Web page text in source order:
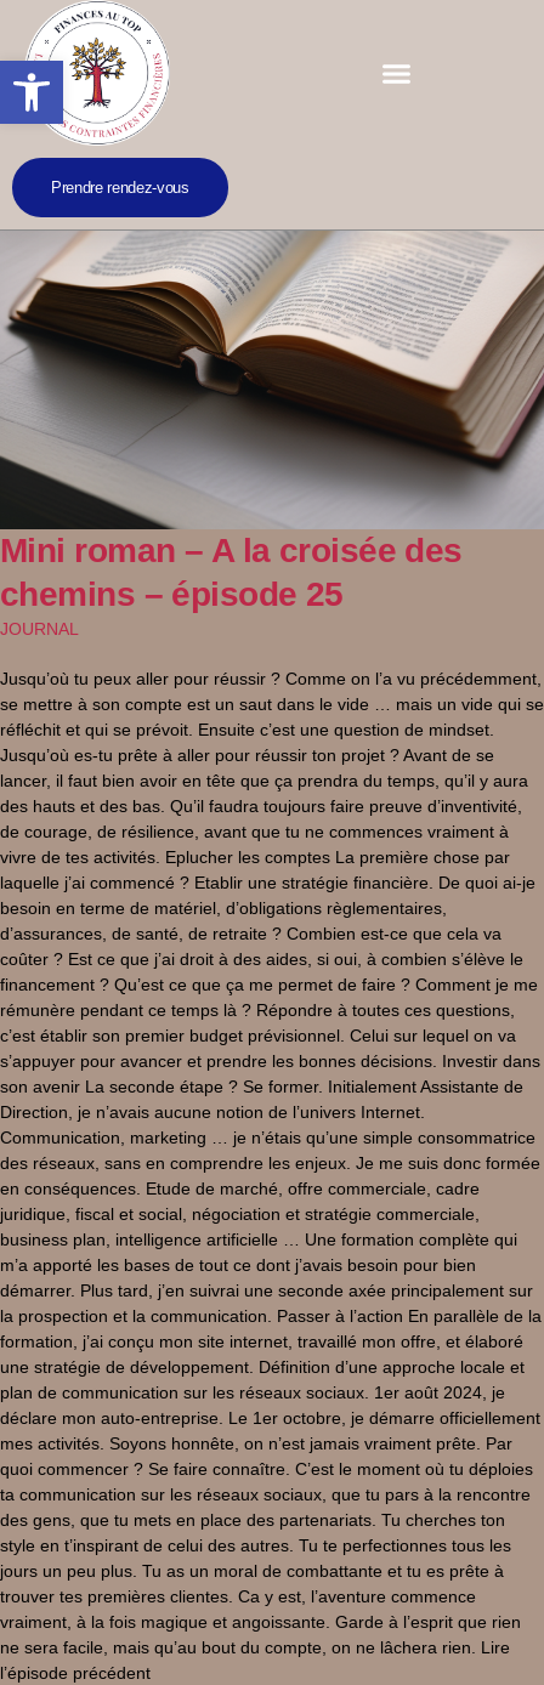
Ouvrir la barre d’outils
Prendre rendez-vous
Mini roman – A la croisée des
chemins – épisode 25
JOURNAL
Jusqu’où tu peux aller pour réussir ? Comme on l’a vu précédemment,
se mettre à son compte est un saut dans le vide … mais un vide qui se
réfléchit et qui se prévoit. Ensuite c’est une question de mindset.
Jusqu’où es-tu prête à aller pour réussir ton projet ? Avant de se
lancer, il faut bien avoir en tête que ça prendra du temps, qu’il y aura
des hauts et des bas. Qu’il faudra toujours faire preuve d’inventivité,
de courage, de résilience, avant que tu ne commences vraiment à
vivre de tes activités. Eplucher les comptes La première chose par
laquelle j’ai commencé ? Etablir une stratégie financière. De quoi ai-je
besoin en terme de matériel, d’obligations règlementaires,
d’assurances, de santé, de retraite ? Combien est-ce que cela va
coûter ? Est ce que j’ai droit à des aides, si oui, à combien s’élève le
financement ? Qu’est ce que ça me permet de faire ? Comment je me
rémunère pendant ce temps là ? Répondre à toutes ces questions,
c’est établir son premier budget prévisionnel. Celui sur lequel on va
s’appuyer pour avancer et prendre les bonnes décisions. Investir dans
son avenir La seconde étape ? Se former. Initialement Assistante de
Direction, je n’avais aucune notion de l’univers Internet.
Communication, marketing … je n’étais qu’une simple consommatrice
des réseaux, sans en comprendre les enjeux. Je me suis donc formée
en conséquences. Etude de marché, offre commerciale, cadre
juridique, fiscal et social, négociation et stratégie commerciale,
business plan, intelligence artificielle … Une formation complète qui
m’a apporté les bases de tout ce dont j’avais besoin pour bien
démarrer. Plus tard, j’en suivrai une seconde axée principalement sur
la prospection et la communication. Passer à l’action En parallèle de la
formation, j’ai conçu mon site internet, travaillé mon offre, et élaboré
une stratégie de développement. Définition d’une approche locale et
plan de communication sur les réseaux sociaux. 1er août 2024, je
déclare mon auto-entreprise. Le 1er octobre, je démarre officiellement
mes activités. Soyons honnête, on n’est jamais vraiment prête. Par
quoi commencer ? Se faire connaître. C’est le moment où tu déploies
ta communication sur les réseaux sociaux, que tu pars à la rencontre
des gens, que tu mets en place des partenariats. Tu cherches ton
style en t’inspirant de celui des autres. Tu te perfectionnes tous les
jours un peu plus. Tu as un moral de combattante et tu es prête à
trouver tes premières clientes. Ca y est, l’aventure commence
vraiment, à la fois magique et angoissante. Garde à l’esprit que rien
ne sera facile, mais qu’au bout du compte, on ne lâchera rien. Lire
l’épisode précédent